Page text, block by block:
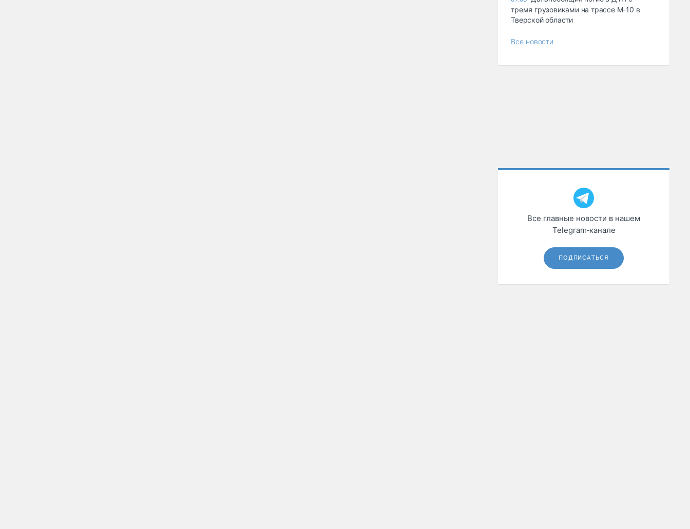
тремя грузовиками на трассе М-10 в
Тверской области
Все новости
Все главные новости в нашем
Telegram‑канале
ПОДПИСАТЬСЯ